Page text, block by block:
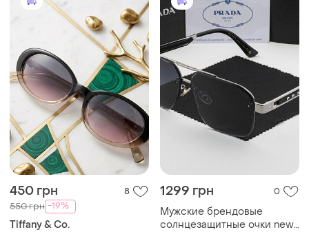
450 грн 8
550 грн -19%
Tiffany & Co.
1299 грн 0
Мужские брендовые
солнцезащитные очки new